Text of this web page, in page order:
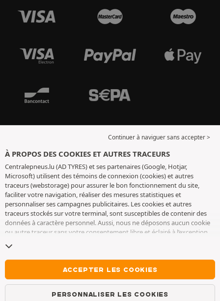
Continuer à naviguer sans accepter >
À PROPOS DES COOKIES ET AUTRES TRACEURS
Centralepneus.lu (AD TYRES) et ses partenaires (Google, Hotjar,
Microsoft) utilisent des témoins de connexion (cookies) et autres
traceurs (webstorage) pour assurer le bon fonctionnement du site,
faciliter votre navigation, réaliser des mesures statistiques et
personnaliser ses campagnes publicitaires. Les cookies et autres
traceurs stockés sur votre terminal, sont susceptibles de contenir des
données à caractère personnel. Aussi, nous ne déposons aucun cookie
ou autre traceur sans votre consentement libre et éclairé à l’exception
conservons votre choix pendant 6 mois. Vous pouvez retirer votre
consentement à tout moment en vous rendant sur lapage cookies et
. Vous pouvez choisir de continuer à naviguer sans
accepter le dépôt de cookies ou autres traceurs. Le refus ne fait pas
obstacle à l’accès aux services AD TYRES. Pour plus d’informations, nous
vous invitons à consulterla page cookies et autres traceurs
ACCEPTER LES COOKIES
PERSONNALISER LES COOKIES